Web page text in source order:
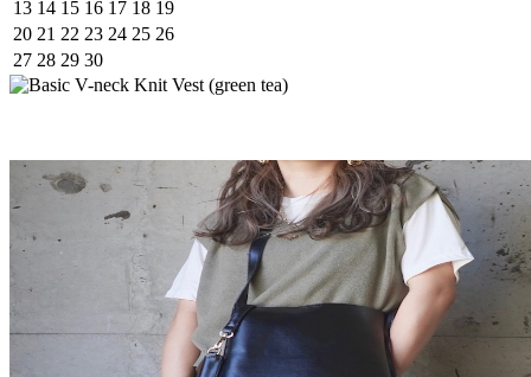
13 14 15 16 17 18 19
20 21 22 23 24 25 26
27 28 29 30